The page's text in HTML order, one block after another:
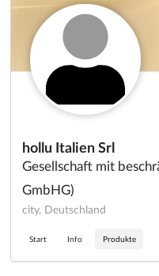
hollu Italien Srl
Gesellschaft mit
GmbHG)
city, Deutschland
Start Info Produkte